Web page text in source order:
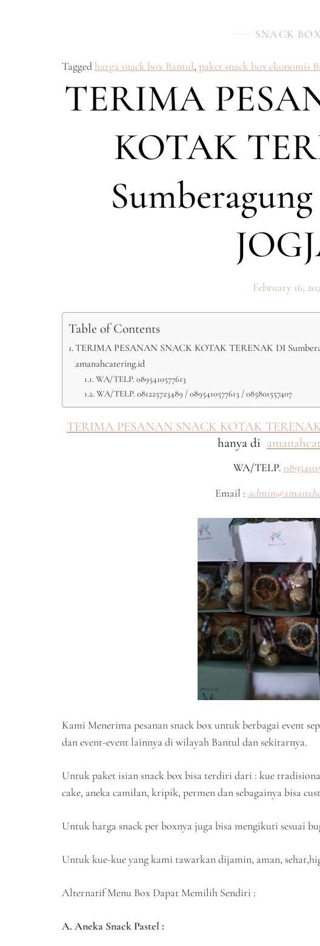
SNACK BOX
Tagged harga snack box Bantul, paket snack box ekonomis
TERIMA
KOTAK
February 16,
Table of Contents
TERIMA PESANAN SNACK KOTAK TERENAK DI
amanahcatering.id
WA/TELP. 0895410577613
WA/TELP. 081225723489 / 0895410577613 / 085801557407
TERIMA PESANAN SNACK KOTAK
hanya di
WA/TELP.
Email :
Kami Menerima pesanan snack box untuk berbagai event
dan event-event lainnya di wilayah Bantul dan sekitarnya.
Untuk paket isian snack box bisa terdiri dari : kue
cake, aneka camilan, kripik, permen dan sebagainya bisa
Untuk harga snack per boxnya juga bisa mengikuti sesuai
Untuk kue-kue yang kami tawarkan dijamin, aman,
Alternatif Menu Box Dapat Memilih Sendiri :
A. Aneka Snack Pastel :